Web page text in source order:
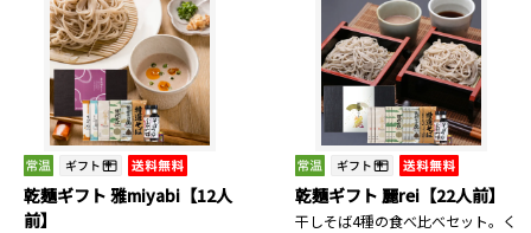
乾麺ギフト 雅miyabi【12人
前】
乾麺ギフト 麗rei【22人前】
干しそば4種の食べ比べセット。く